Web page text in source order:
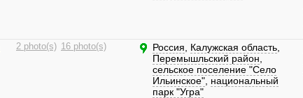
2 photo(s) 16 photo(s) Россия Калужская область
Перемышльский район
сельское поселение "Село
Ильинское" национальный
парк "Угра"